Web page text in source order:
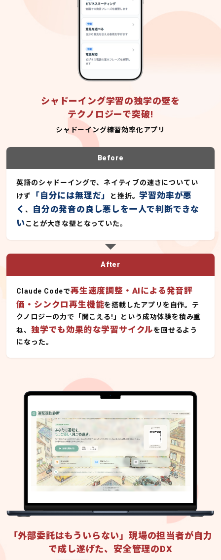
シャドーイング学習の独学の壁を
テクノロジーで突破!
シャドーイング練習効率化アプリ
Before
英語のシャドーイングで、ネイティブの速さについてい
けず
「自分には無理だ」 と挫折。学習効率が悪
く、
自分の発音の良し悪しを一人で判断できな
いことが大きな壁となっていた。
After
Claude Codeで再生速度調整・AIによる発音評
価・シンクロ再生機能を搭載したアプリを自作。テ
クノロジーの力で「聞こえる!」という成功体験を積み重
ね、独学でも効果的な学習サイクルを回せるよう
になった。
「外部委託はもういらない」現場の担当者が自力
で成し遂げた、安全管理のDX